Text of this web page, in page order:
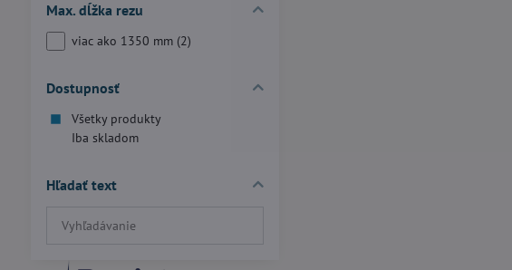
Max. dĺžka rezu
viac ako 1350 mm (2)
Dostupnosť
Všetky produkty
Iba skladom
Hľadať text
Prehľadať
výsledky
filtra